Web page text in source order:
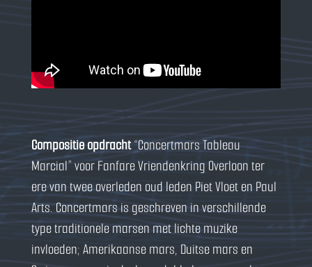
Compositie opdracht“Concertmars Tableau
Marcial” voor Fanfare Vriendenkring Overloon ter
ere van twee overleden oud leden Piet Vloet en Paul
Arts. Concertmars is geschreven in verschillende
type traditionele marsen met lichte muzike
invloeden; Amerikaanse mars, Duitse mars en